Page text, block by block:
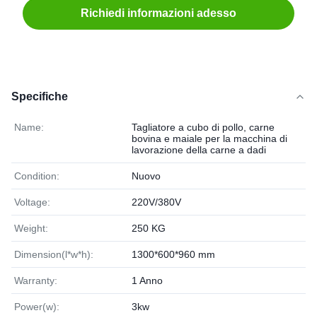
Richiedi informazioni adesso
Specifiche
Name:
Tagliatore a cubo di pollo, carne
bovina e maiale per la macchina di
lavorazione della carne a dadi
Condition: Nuovo
Voltage: 220V/380V
Weight: 250 KG
Dimension(l*w*h): 1300*600*960 mm
Warranty: 1 Anno
Power(w): 3kw